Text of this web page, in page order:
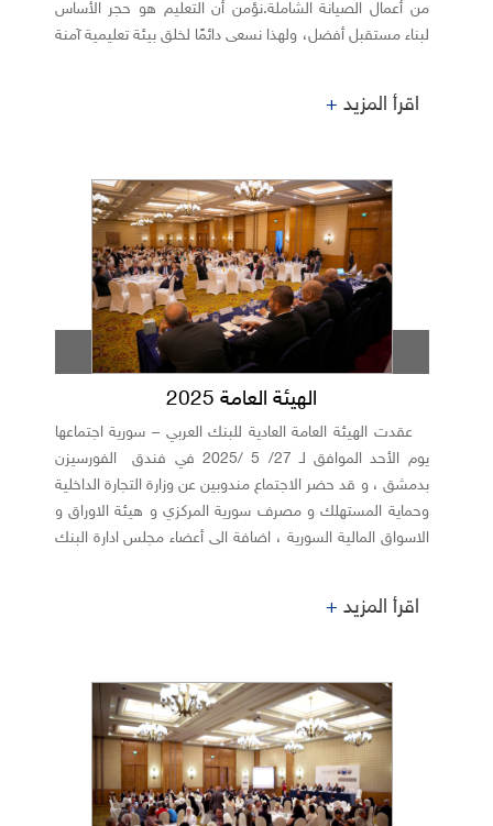
من أعمال الصيانة الشاملة.نؤمن أن التعليم هو حجر الأساس
لبناء مستقبل أفضل، ولهذا نسعى دائمًا لخلق بيئة تعليمية آمنة
اقرأ المزيد +
الهيئة العامة 2025
عقدت الهيئة العامة العادية للبنك العربي – سورية اجتماعها
يوم الأحد الموافق لـ 27/ 5 /2025 في فندق الفورسيزن
بدمشق ، و قد حضر الاجتماع مندوبين عن وزارة التجارة الداخلية
وحماية المستهلك و مصرف سورية المركزي و هيئة الاوراق و
الاسواق المالية السورية ، اضافة الى أعضاء مجلس ادارة البنك
اقرأ المزيد +